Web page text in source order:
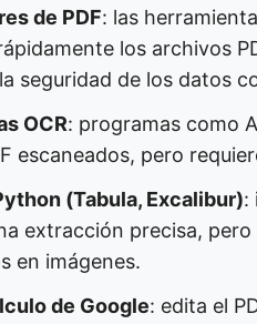
de PDF: las
los archivos
seguridad de los datos
OCR: programas como
escaneados, pero
(Tabula, Excalibur):
extracción precisa,
en imágenes.
de Google: edita el